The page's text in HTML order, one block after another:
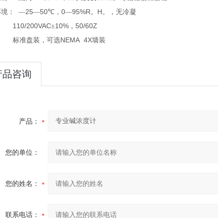
：
—25—50℃ ， 0—95%R。 H。，无冷凝
110/200VAC±10% ， 50/60Z
标准盘装，可选NEMA 4X墙装
品咨询
产品：
您的单位：
您的姓名：
联系电话：